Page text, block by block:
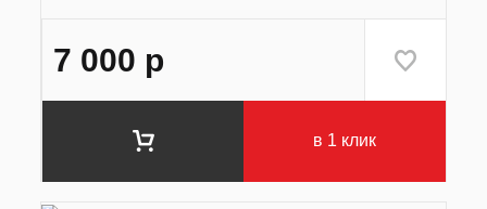
7 000 р
в 1 клик